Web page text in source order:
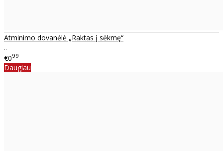
Atminimo dovanėlė „Raktas į sėkmę“
..
€099
Daugiau